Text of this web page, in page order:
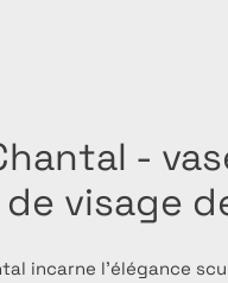
-
visage
incarne l'élégance